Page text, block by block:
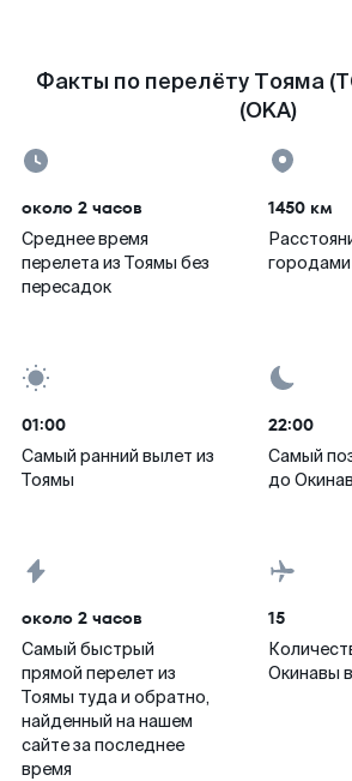
Факты по перелёту Тояма
(OKA)
около 2 часов
Среднее время
перелета из Тоямы без
пересадок
1450 км
городами
01:00
Самый ранний вылет из
Тоямы
22:00
Самый
до
около 2 часов
Самый быстрый
прямой перелет из
Тоямы туда и обратно,
найденный на нашем
сайте за последнее
время
15
Окинавы